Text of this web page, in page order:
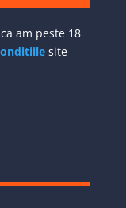
am peste 18
site-